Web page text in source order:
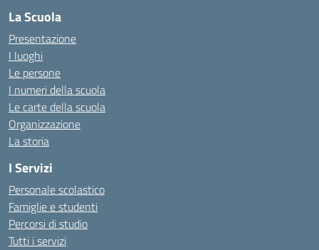
La Scuola
Presentazione
I luoghi
Le persone
I numeri della scuola
Le carte della scuola
Organizzazione
La storia
I Servizi
Personale scolastico
Famiglie e studenti
Percorsi di studio
Tutti i servizi